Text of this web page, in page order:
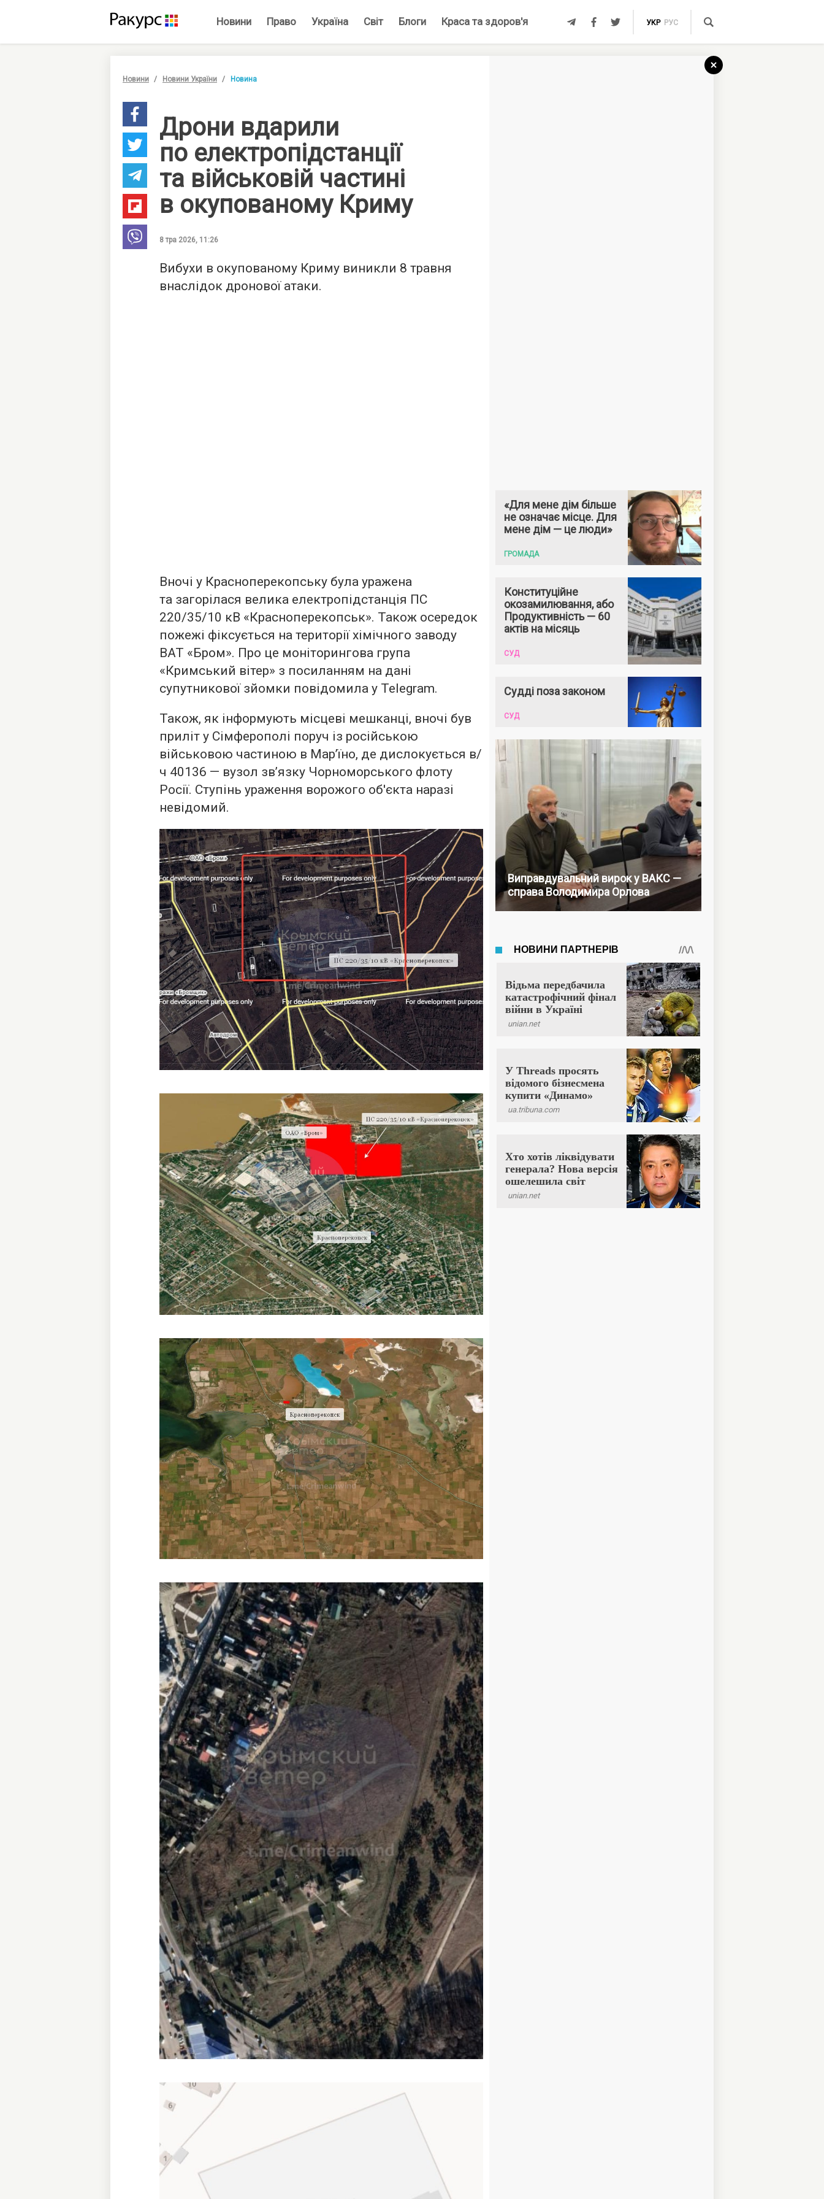
Новини Право Україна Світ Блоги Краса та здоров'я УКР РУС
Новини Новини України Новина
Дрони вдарили
по електропідстанції
та військовій частині
в окупованому Криму
8 тра 2026, 11:26
Вибухи в окупованому Криму виникли 8 травня
внаслідок дронової атаки.
Вночі у Красноперекопську була уражена
та загорілася велика електропідстанція ПС
220/35/10 кВ «Красноперекопськ». Також осередок
пожежі фіксується на території хімічного заводу
ВАТ «Бром». Про це моніторингова група
«Кримський вітер» з посиланням на дані
супутникової зйомки повідомила у Telegram.
Також, як інформують місцеві мешканці, вночі був
приліт у Сімферополі поруч із російською
військовою частиною в Мар’їно, де дислокується в/
ч 40136 — вузол зв’язку Чорноморського флоту
Росії. Ступінь ураження ворожого об'єкта наразі
невідомий.
«Для мене дім більше
не означає місце. Для
мене дім — це люди»
ГРОМАДА
Конституційне
окозамилювання, або
Продуктивність — 60
актів на місяць
СУД
Судді поза законом
СУД
Виправдувальний вирок у ВАКС —
справа Володимира Орлова